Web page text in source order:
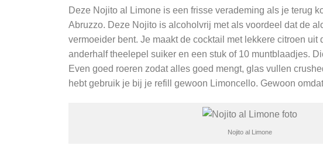
Deze Nojito al Limone is een frisse verademing als je terug
Abruzzo. Deze Nojito is alcoholvrij met als voordeel dat de
vermoeider bent. Je maakt de cocktail met lekkere citroen
anderhalf theelepel suiker en een stuk of 10 muntblaadjes.
Even goed roeren zodat alles goed mengt, glas vullen
hebt gebruik je bij je refill gewoon Limoncello. Gewoon
Nojito al Limone